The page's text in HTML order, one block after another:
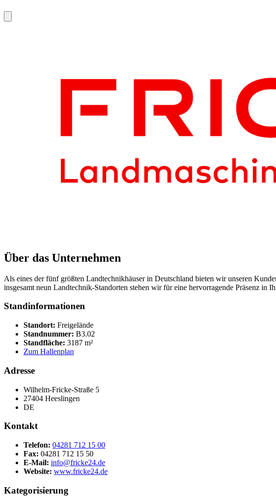
Über das Unternehmen
Als eines der fünf größten Landtechnikhäuser in Deutschland bieten wir unseren
insgesamt neun Landtechnik-Standorten stehen wir für eine hervorragende Präsenz in
Standinformationen
Standort: Freigelände
Standnummer: B3.02
Standfläche: 3187 m²
Zum Hallenplan
Adresse
Wilhelm-Fricke-Straße 5
27404 Heeslingen
DE
Kontakt
Telefon: 04281 712 15 00
Fax: 04281 712 15 50
E-Mail: info@fricke24.de
Website: www.fricke24.de
Kategorisierung